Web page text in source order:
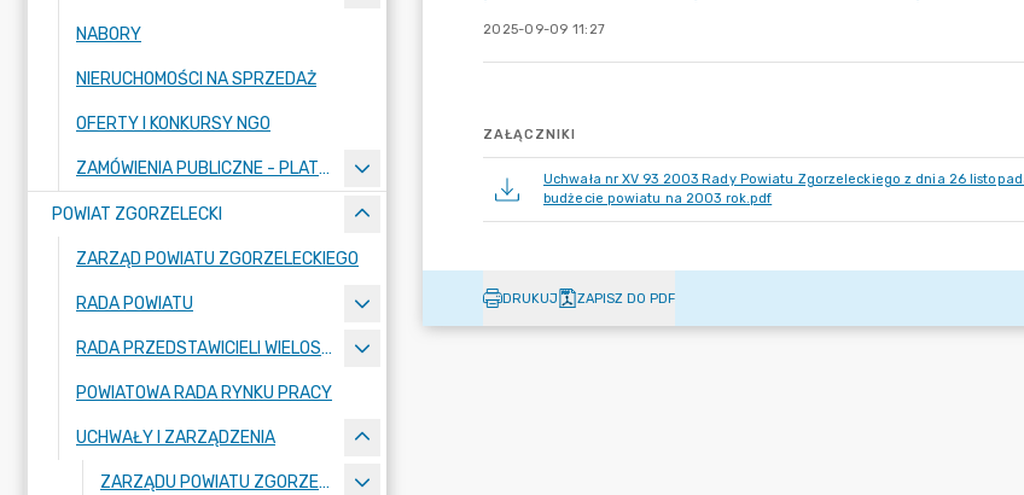
NABORY
NIERUCHOMOŚCI NA SPRZEDAŻ
OFERTY I KONKURSY NGO
ZAMÓWIENIA PUBLICZNE - PLATFORMA ZAKUPOWA
POWIAT ZGORZELECKI
ZARZĄD POWIATU ZGORZELECKIEGO
RADA POWIATU
RADA PRZEDSTAWICIELI WIELOSPECJALISTYCZNEGO ZESPOŁU OPIEKI ZDROWOTNEJ "BOLESŁAWIEC-ZGORZELEC" SAMODZIELNEGO PUBLICZNEGO ZAKŁADU OPIEKI ZDROWOTNEJ
POWIATOWA RADA RYNKU PRACY
UCHWAŁY I ZARZĄDZENIA
ZARZĄDU POWIATU ZGORZELECKIEGO
2025-09-09 11:27
ZAŁĄCZNIKI
Uchwała nr XV 93 2003 Rady Powiatu Zgorzeleckiego z dnia 26
budżecie powiatu na 2003 rok.pdf
DRUKUJ ZAPISZ DO PDF